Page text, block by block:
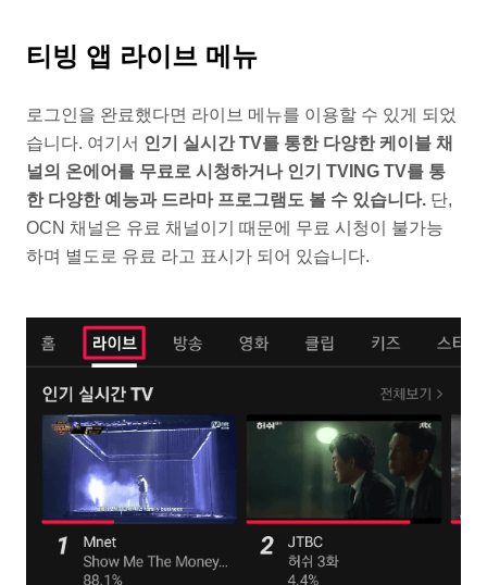
티빙 앱 라이브 메뉴
로그인을 완료했다면 라이브 메뉴를 이용할 수 있게 되었
습니다. 여기서 인기 실시간 TV를 통한 다양한 케이블 채
널의 온에어를 무료로 시청하거나 인기 TVING TV를 통
한 다양한 예능과 드라마 프로그램도 볼 수 있습니다. 단,
OCN 채널은 유료 채널이기 때문에 무료 시청이 불가능
하며 별도로 유료 라고 표시가 되어 있습니다.